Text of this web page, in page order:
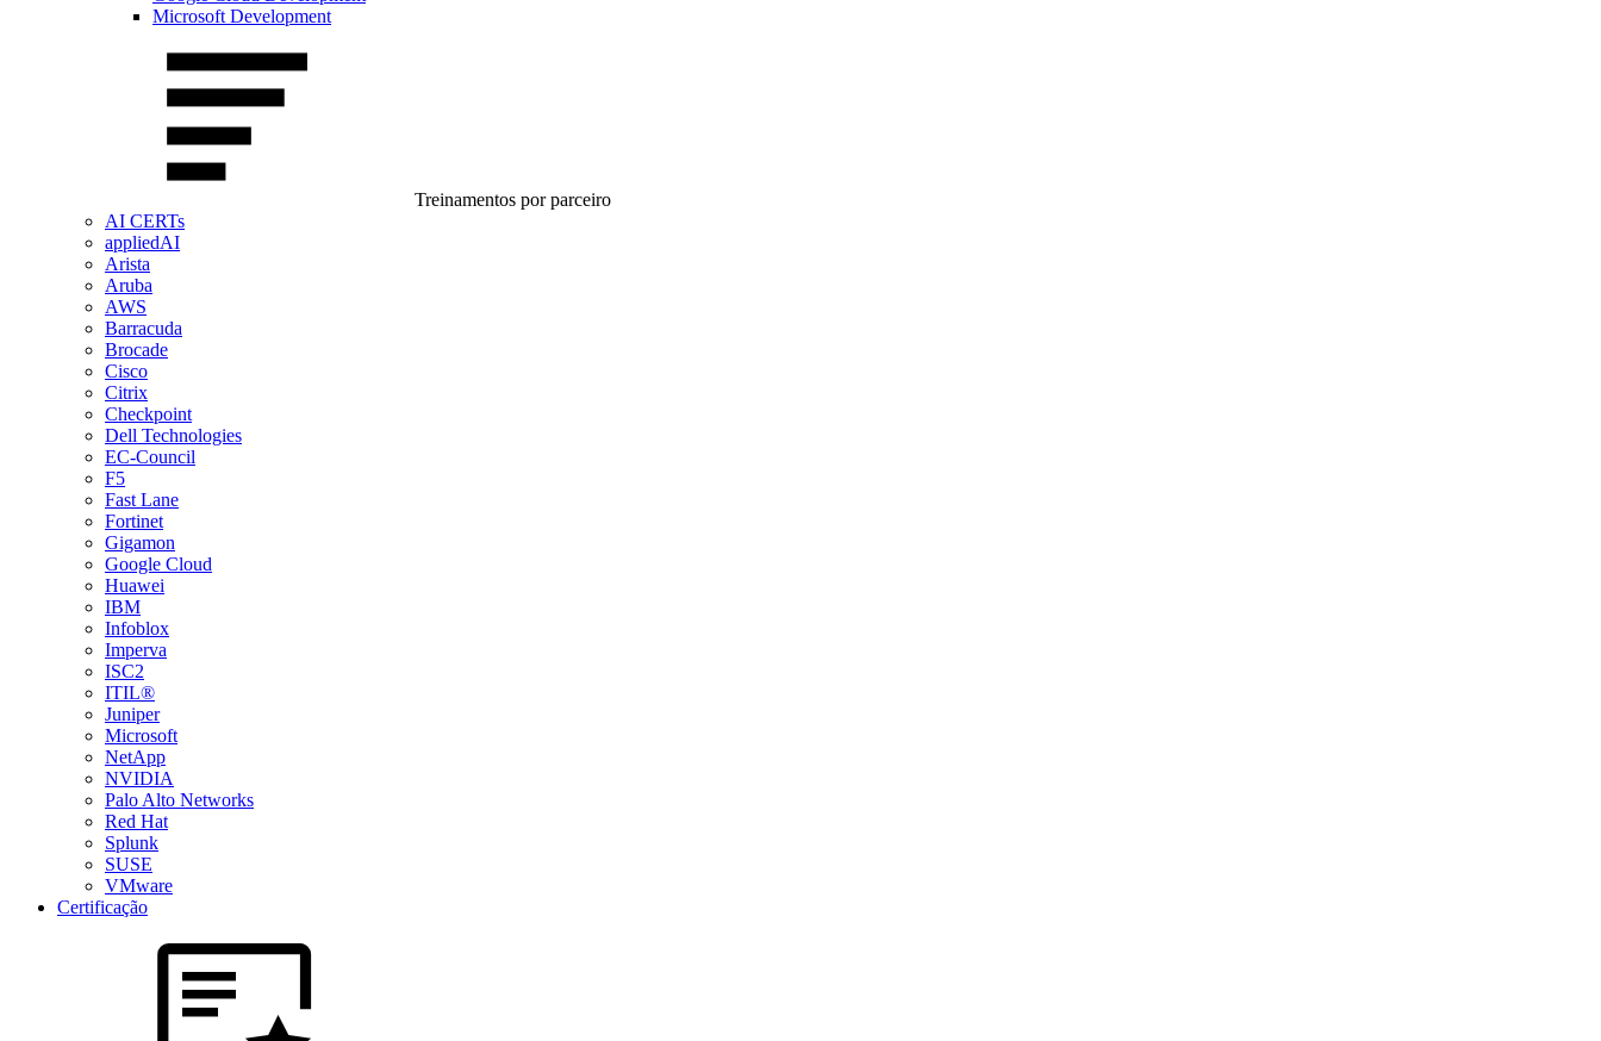
Microsoft Development
Treinamentos por parceiro
AI CERTs
appliedAI
Arista
Aruba
AWS
Barracuda
Brocade
Cisco
Citrix
Checkpoint
Dell Technologies
EC-Council
F5
Fast Lane
Fortinet
Gigamon
Google Cloud
Huawei
IBM
Infoblox
Imperva
ISC2
ITIL®
Juniper
Microsoft
NetApp
NVIDIA
Palo Alto Networks
Red Hat
Splunk
SUSE
VMware
Certificação